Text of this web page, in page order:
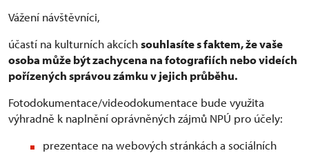
Vážení návštěvníci,
účastí na kulturních akcíchsouhlasíte s faktem, že vaše
osoba může být zachycena na fotografiích nebo videích
pořízených správou zámku v jejich průběhu.
Fotodokumentace/videodokumentace bude využita
výhradně k naplnění oprávněných zájmů NPÚ pro účely:
prezentace na webových stránkách a sociálních